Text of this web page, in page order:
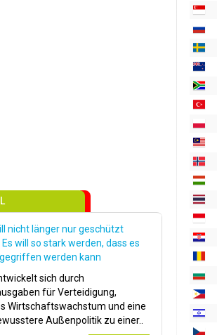
nicht länger nur geschützt
will so stark werden, dass es
werden kann
sich durch
für Verteidigung,
Wirtschaftswachstum und eine
Außenpolitik zu einer..